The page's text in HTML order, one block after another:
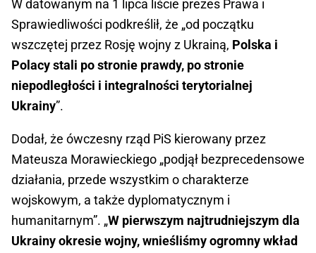
W datowanym na 1 lipca liście prezes Prawa i
Sprawiedliwości podkreślił, że „od początku
wszczętej przez Rosję wojny z Ukrainą, Polska i
Polacy stali po stronie prawdy, po stronie
niepodległości i integralności terytorialnej
Ukrainy”.
Dodał, że ówczesny rząd PiS kierowany przez
Mateusza Morawieckiego „podjął bezprecedensowe
działania, przede wszystkim o charakterze
wojskowym, a także dyplomatycznym i
humanitarnym”. „W pierwszym najtrudniejszym dla
Ukrainy okresie wojny, wnieśliśmy ogromny wkład